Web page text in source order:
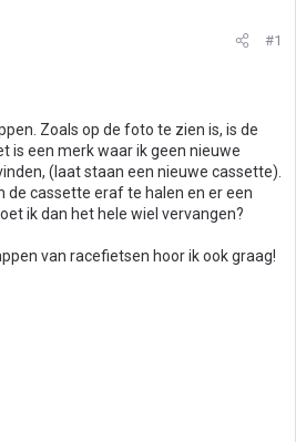
#1
Zoals op de foto te zien is, is de
is een merk waar ik geen nieuwe
(laat staan een nieuwe cassette).
de cassette eraf te halen en er een
ik dan het hele wiel vervangen?
van racefietsen hoor ik ook graag!